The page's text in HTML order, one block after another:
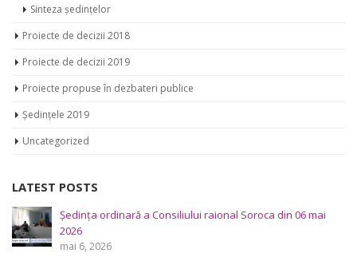
proiectele de decizie planificate pentru a fi analizate la
aprilie 29, 2026
Consultări publice ale Consiliului Raional Soroca pentru
proiectele de decizie planificate pentru a fi analizate la
ședința ordinară a Consiliului raional Soroca din 6 mai
aprilie 16, 2026